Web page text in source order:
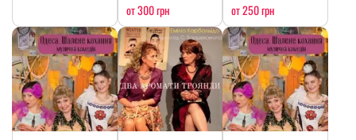
от 300 грн от 250 грн